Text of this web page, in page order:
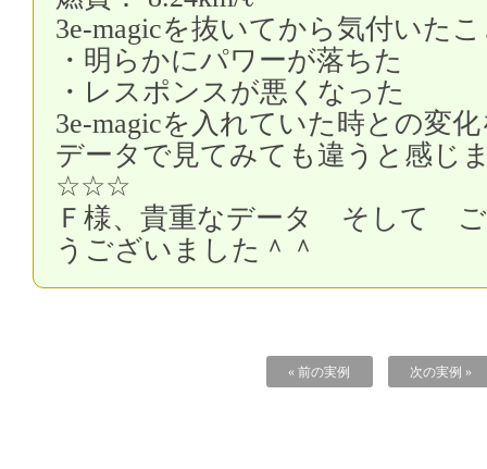
3e-magicを抜いてから気付いた
・明らかにパワーが落ちた
・レスポンスが悪くなった
3e-magicを入れていた時との変
データで見てみても違うと感じ
☆☆☆
Ｆ様、貴重なデータ そして
うございました＾＾
« 前の実例 次の実例 »